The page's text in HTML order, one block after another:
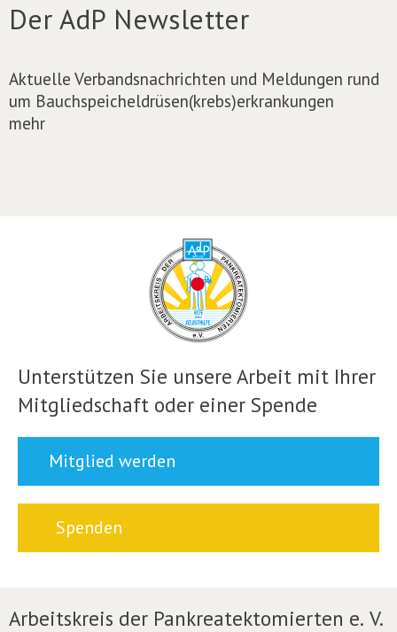
Der AdP Newsletter
Aktuelle Verbandsnachrichten und Meldungen rund
um Bauchspeicheldrüsen(krebs)erkrankungen
mehr
Unterstützen Sie unsere Arbeit mit Ihrer
Mitgliedschaft oder einer Spende
Mitglied werden
Spenden
Arbeitskreis der Pankreatektomierten e. V.